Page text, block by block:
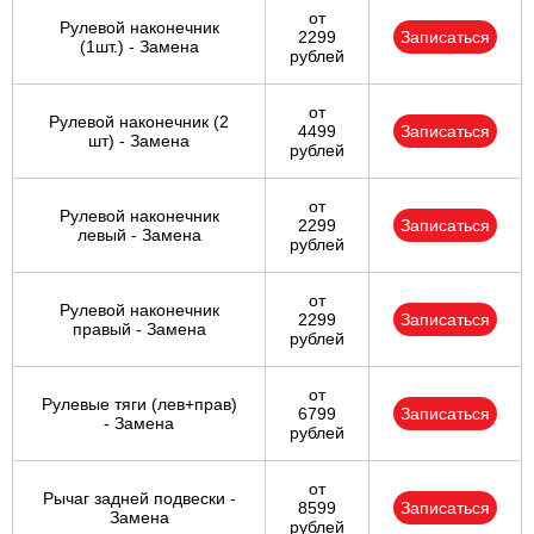
Рулевой наконечник
(1шт.) - Замена
от
2299
рублей
Записаться
Рулевой наконечник (2
шт) - Замена
от
4499
рублей
Записаться
Рулевой наконечник
левый - Замена
от
2299
рублей
Записаться
Рулевой наконечник
правый - Замена
от
2299
рублей
Записаться
Рулевые тяги (лев+прав)
- Замена
от
6799
рублей
Записаться
Рычаг задней подвески -
Замена
от
8599
рублей
Записаться